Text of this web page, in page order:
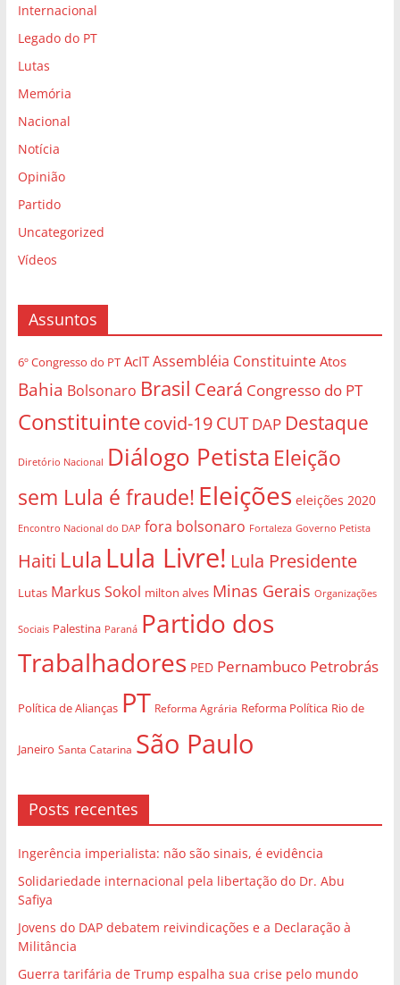
Internacional
Legado do PT
Lutas
Memória
Nacional
Notícia
Opinião
Partido
Uncategorized
Vídeos
Assuntos
6º Congresso do PT AcIT Assembléia Constituinte Atos
Bahia Bolsonaro Brasil Ceará Congresso do PT
Constituintecovid-19CUT DAP Destaque
Diretório Nacional Diálogo Petista Eleição
sem Lula é fraude! Eleições eleições 2020
Encontro Nacional do DAP fora bolsonaro Fortaleza Governo Petista
Haiti Lula Lula Livre! Lula Presidente
Lutas Markus Sokol milton alves Minas Gerais Organizações
Sociais Palestina Paraná Partido dos
Trabalhadores PED Pernambuco Petrobrás
Política de Alianças PT Reforma Agrária Reforma Política Rio de
Janeiro Santa Catarina São Paulo
Posts recentes
Ingerência imperialista: não são sinais, é evidência
Solidariedade internacional pela libertação do Dr. Abu
Safiya
Jovens do DAP debatem reivindicações e a Declaração à
Militância
Guerra tarifária de Trump espalha sua crise pelo mundo